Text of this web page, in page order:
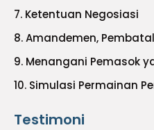
7. Ketentuan Negosiasi
8. Amandemen,
9. Menangani Pemasok
10. Simulasi Permainan
Testimoni